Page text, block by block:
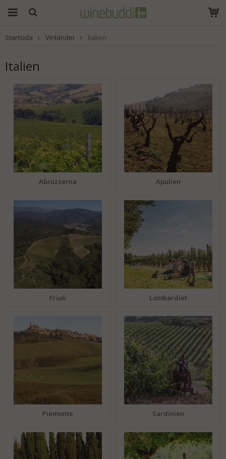
Produkten har blivit
Startsida Vinländer Italien
Italien
Abruzzerna Apulien
Friuli Lombardiet
Piemonte Sardinien